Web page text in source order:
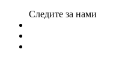
Следите за нами